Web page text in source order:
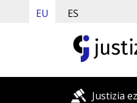
EU ES
Justizia